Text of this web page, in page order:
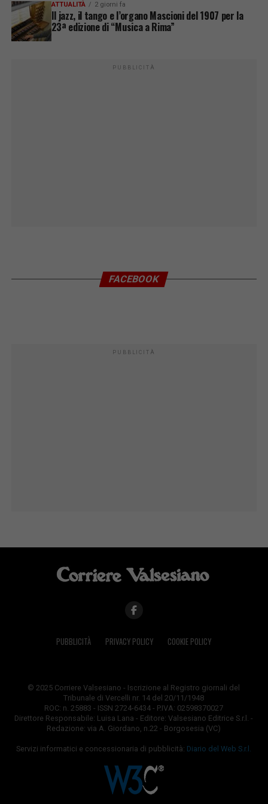
ATTUALITÀ 2 giorni fa
Il jazz, il tango e l’organo Mascioni del 1907 per la
23ª edizione di “Musica a Rima”
PUBBLICITÀ
FACEBOOK
PUBBLICITÀ
PUBBLICITÀ PRIVACY POLICY COOKIE POLICY
© 2025 Corriere Valsesiano - Iscrizione al Registro giornali del
Tribunale di Vercelli nr. 14 del 20/11/1948
ROC: n. 25883 - ISSN 2724-6434 - P.IVA: 02598370027
Direttore Responsabile: Luisa Lana - Editore: Valsesiano Editrice S.r.l. -
Redazione: via A. Giordano, n.22 - Borgosesia (VC)
Servizi informatici e concessionaria di pubblicità: Diario del Web S.r.l.